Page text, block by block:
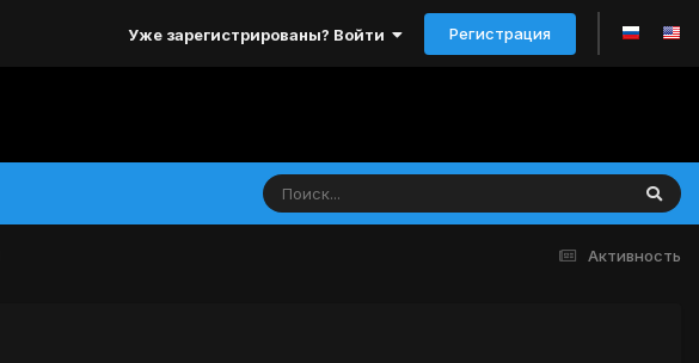
Уже зарегистрированы? Войти Регистрация
Активность